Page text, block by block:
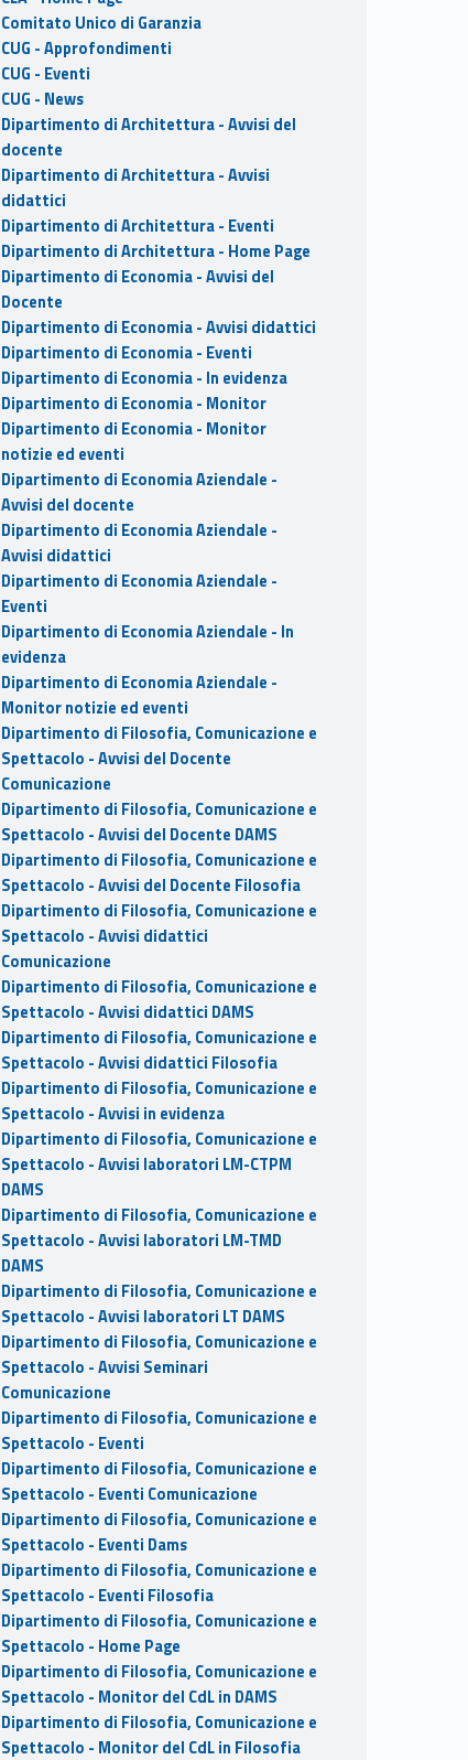
Comitato Unico di Garanzia
CUG - Approfondimenti
CUG - Eventi
CUG - News
Dipartimento di Architettura - Avvisi del
docente
Dipartimento di Architettura - Avvisi
didattici
Dipartimento di Architettura - Eventi
Dipartimento di Architettura - Home Page
Dipartimento di Economia - Avvisi del
Docente
Dipartimento di Economia - Avvisi didattici
Dipartimento di Economia - Eventi
Dipartimento di Economia - In evidenza
Dipartimento di Economia - Monitor
Dipartimento di Economia - Monitor
notizie ed eventi
Dipartimento di Economia Aziendale -
Avvisi del docente
Dipartimento di Economia Aziendale -
Avvisi didattici
Dipartimento di Economia Aziendale -
Eventi
Dipartimento di Economia Aziendale - In
evidenza
Dipartimento di Economia Aziendale -
Monitor notizie ed eventi
Dipartimento di Filosofia, Comunicazione e
Spettacolo - Avvisi del Docente
Comunicazione
Dipartimento di Filosofia, Comunicazione e
Spettacolo - Avvisi del Docente DAMS
Dipartimento di Filosofia, Comunicazione e
Spettacolo - Avvisi del Docente Filosofia
Dipartimento di Filosofia, Comunicazione e
Spettacolo - Avvisi didattici
Comunicazione
Dipartimento di Filosofia, Comunicazione e
Spettacolo - Avvisi didattici DAMS
Dipartimento di Filosofia, Comunicazione e
Spettacolo - Avvisi didattici Filosofia
Dipartimento di Filosofia, Comunicazione e
Spettacolo - Avvisi in evidenza
Dipartimento di Filosofia, Comunicazione e
Spettacolo - Avvisi laboratori LM-CTPM
DAMS
Dipartimento di Filosofia, Comunicazione e
Spettacolo - Avvisi laboratori LM-TMD
DAMS
Dipartimento di Filosofia, Comunicazione e
Spettacolo - Avvisi laboratori LT DAMS
Dipartimento di Filosofia, Comunicazione e
Spettacolo - Avvisi Seminari
Comunicazione
Dipartimento di Filosofia, Comunicazione e
Spettacolo - Eventi
Dipartimento di Filosofia, Comunicazione e
Spettacolo - Eventi Comunicazione
Dipartimento di Filosofia, Comunicazione e
Spettacolo - Eventi Dams
Dipartimento di Filosofia, Comunicazione e
Spettacolo - Eventi Filosofia
Dipartimento di Filosofia, Comunicazione e
Spettacolo - Home Page
Dipartimento di Filosofia, Comunicazione e
Spettacolo - Monitor del CdL in DAMS
Dipartimento di Filosofia, Comunicazione e
Spettacolo - Monitor del CdL in Filosofia